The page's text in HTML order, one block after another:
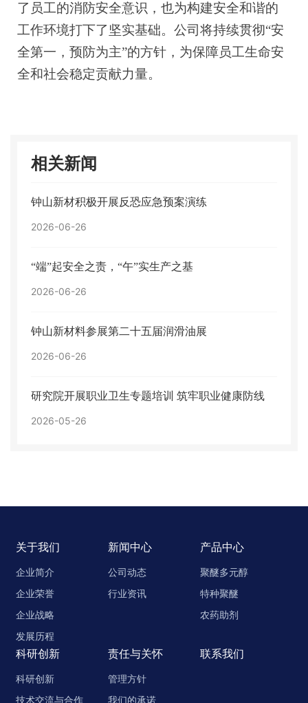
了员工的消防安全意识，也为构建安全和谐的
工作环境打下了坚实基础。公司将持续贯彻“安
全第一，预防为主”的方针，为保障员工生命安
全和社会稳定贡献力量。
相关新闻
钟山新材积极开展反恐应急预案演练
2026-06-26
“端”起安全之责，“午”实生产之基
2026-06-26
钟山新材料参展第二十五届润滑油展
2026-06-26
研究院开展职业卫生专题培训 筑牢职业健康防线
2026-05-26
关于我们
企业简介
企业荣誉
企业战略
发展历程
新闻中心
公司动态
行业资讯
产品中心
聚醚多元醇
特种聚醚
农药助剂
科研创新
科研创新
技术交流与合作
责任与关怀
管理方针
我们的承诺
联系我们